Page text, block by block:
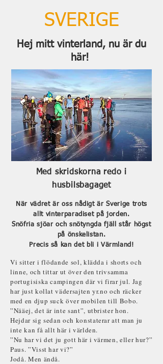
SVERIGE
Hej mitt vinterland, nu är du
här!
Med skridskorna redo i
husbilsbagaget
När vädret är oss nådigt är Sverige trots
allt vinterparadiset på jorden.
Snöfria sjöar och snötyngda fjäll står högst
på önskelistan.
Precis så kan det bli i Värmland!
Vi sitter i flödande sol, klädda i shorts och
linne, och tittar ut över den trivsamma
portugisiska campingen där vi firar jul. Jag
har just kollat vädersajten yr.no och räcker
med en djup suck över mobilen till Bobo.
”Nääej, det är inte sant”, utbrister hon.
Hejdar sig sedan och konstaterar att man ju
inte kan få allt här i världen.
”Nu har vi det ju gott här i värmen, eller hur?”
Paus. ”Visst har vi?”
Jodå. Men ändå.